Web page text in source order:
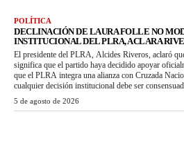
POLÍTICA
DECLINACIÓN DE LAURA FOLLE NO
INSTITUCIONAL DEL PLRA, ACLARA
El presidente del PLRA, Alcides Riveros, aclaró
significa que el partido haya decidido apoyar
que el PLRA integra una alianza con Cruzada
cualquier decisión institucional debe ser
5 de agosto de 2026